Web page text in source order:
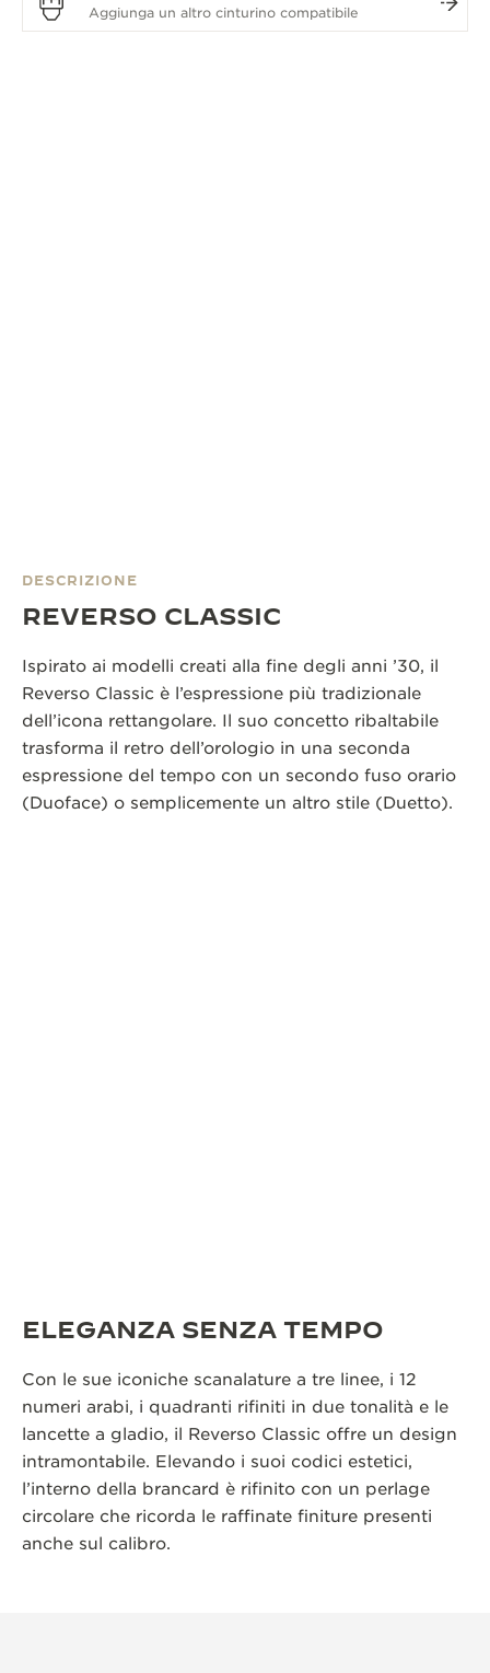
DESCRIZIONE
REVERSO CLASSIC
Ispirato ai modelli creati alla fine degli anni ’30, il
Reverso Classic è l’espressione più tradizionale
dell’icona rettangolare. Il suo concetto ribaltabile
trasforma il retro dell’orologio in una seconda
espressione del tempo con un secondo fuso orario
(Duoface) o semplicemente un altro stile (Duetto).
ELEGANZA SENZA TEMPO
Con le sue iconiche scanalature a tre linee, i 12
numeri arabi, i quadranti rifiniti in due tonalità e le
lancette a gladio, il Reverso Classic offre un design
intramontabile. Elevando i suoi codici estetici,
l’interno della brancard è rifinito con un perlage
circolare che ricorda le raffinate finiture presenti
anche sul calibro.